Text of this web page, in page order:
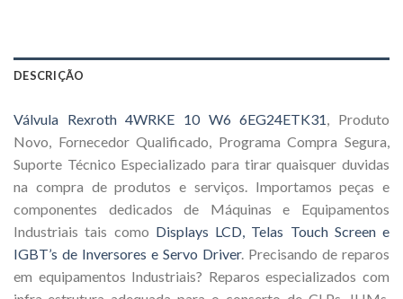
DESCRIÇÃO
Válvula Rexroth 4WRKE 10 W6 6EG24ETK31, Produto
Novo, Fornecedor Qualificado, Programa Compra Segura,
Suporte Técnico Especializado para tirar quaisquer duvidas
na compra de produtos e serviços. Importamos peças e
componentes dedicados de Máquinas e Equipamentos
Industriais tais como Displays LCD, Telas Touch Screen e
IGBT’s de Inversores e Servo Driver. Precisando de reparos
em equipamentos Industriais? Reparos especializados com